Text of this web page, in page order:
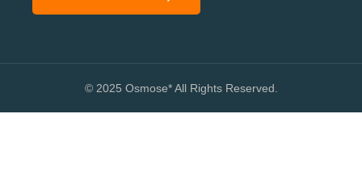
© 2025 Osmose* All Rights Reserved.